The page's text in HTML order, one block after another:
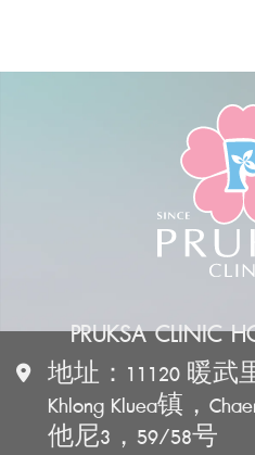
PRUKSA CLINIC
地址：11120 暖武
Khlong Kluea镇，
他尼3，59/58号